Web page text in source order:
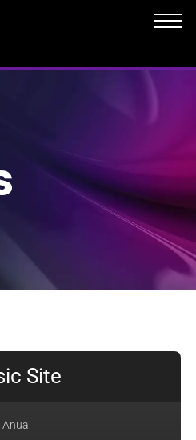
Site
Anual